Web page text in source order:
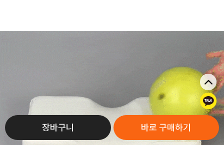
장바구니 바로 구매하기